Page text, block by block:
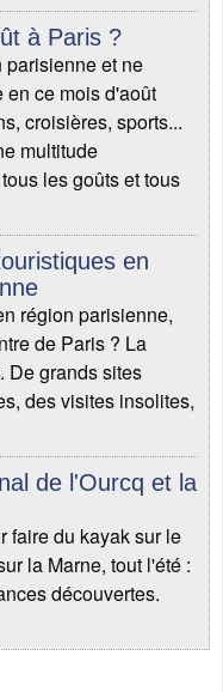
à Paris ?
parisienne et ne
en ce mois d'août
croisières, sports...
multitude
les goûts et tous
en
région parisienne,
de Paris ? La
De grands sites
des visites insolites,
de l'Ourcq et la
faire du kayak sur le
la Marne, tout l'été :
découvertes.